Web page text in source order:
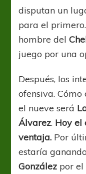
disputan un
para el
hombre del
juego por una
Después, los
ofensiva. Cómo
el nueve será
Álvarez. Hoy el
ventaja. Por
estaría
González por